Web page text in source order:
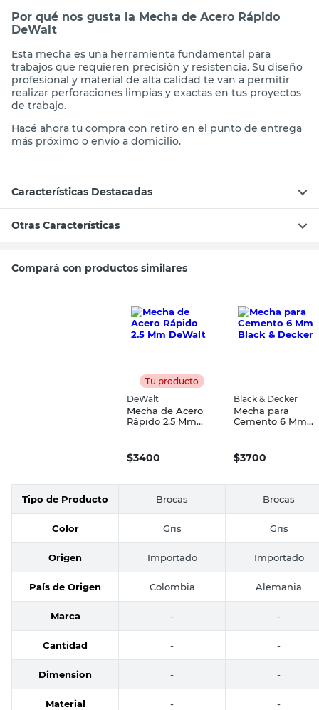
Por qué nos gusta la Mecha de Acero Rápido
DeWalt
Esta mecha es una herramienta fundamental para
trabajos que requieren precisión y resistencia. Su diseño
profesional y material de alta calidad te van a permitir
realizar perforaciones limpias y exactas en tus proyectos
de trabajo.
Hacé ahora tu compra con retiro en el punto de entrega
más próximo o envío a domicilio.
Características Destacadas
Otras Características
Compará con productos similares
Tu producto
DeWalt
Mecha de Acero
Rápido 2.5 Mm
$3400
Black & Decker
Mecha para
Cemento 6 Mm
$3700
Tipo de Producto Brocas Brocas
Color Gris Gris
Origen Importado Importado
País de Origen Colombia Alemania
Marca - -
Cantidad - -
Dimension - -
Material - -